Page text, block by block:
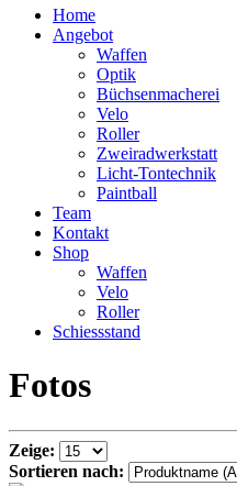
Home
Angebot
Waffen
Optik
Büchsenmacherei
Velo
Roller
Zweiradwerkstatt
Licht-Tontechnik
Paintball
Team
Kontakt
Shop
Waffen
Velo
Roller
Schiessstand
Fotos
Zeige:
Sortieren nach: